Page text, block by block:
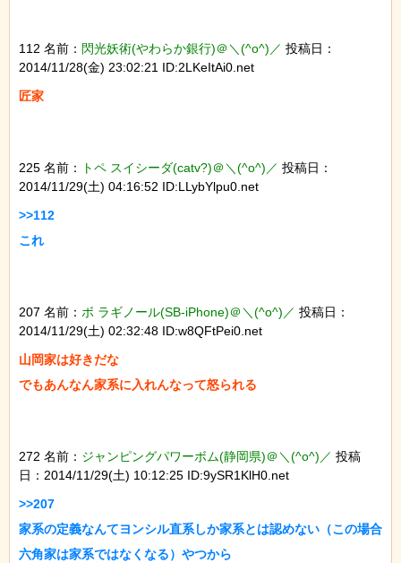
112 名前： 閃光妖術(やわらか銀行)＠＼(^o^)／ 投稿日：
2014/11/28(金) 23:02:21 ID:2LKeItAi0.net
225 名前： トペ スイシーダ(catv?)＠＼(^o^)／ 投稿日：
2014/11/29(土) 04:16:52 ID:LLybYlpu0.net
>>112
207 名前： ボ ラギノール(SB-iPhone)＠＼(^o^)／ 投稿日：
2014/11/29(土) 02:32:48 ID:w8QFtPei0.net
山岡家は好きだな
272 名前： ジャンピングパワーボム(静岡県)＠＼(^o^)／ 投稿
日：2014/11/29(土) 10:12:25 ID:9ySR1KlH0.net
>>207
家系の定義なんてヨンシル直系しか家系とは認めない（この場合
六角家は家系ではなくなる）やつから